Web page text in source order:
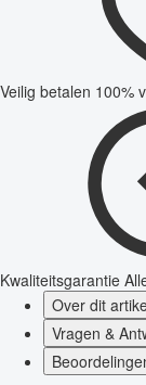
Veilig betalen 100%
Kwaliteitsgarantie
Over dit
Vragen &